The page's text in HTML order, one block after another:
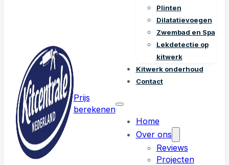
Plinten
Dilatatievoegen
Zwembad en Spa
Lekdetectie op
kitwerk
Kitwerk onderhoud
Contact
Home
Over ons
Reviews
Projecten
Prijs
berekenen